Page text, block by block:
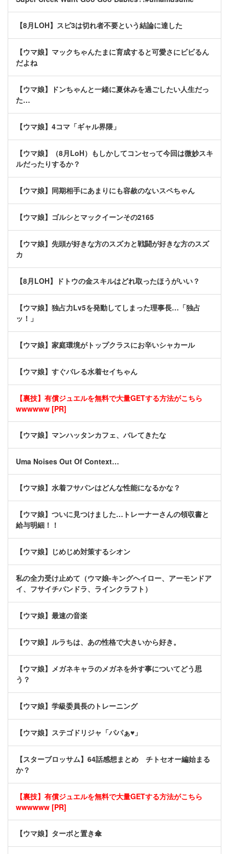
【8月LOH】スピ3は切れ者不要という結論に達した
【ウマ娘】マックちゃんたまに育成すると可愛さにビビるん
だよね
【ウマ娘】ドンちゃんと一緒に夏休みを過ごしたい人生だっ
た…
【ウマ娘】4コマ「ギャル界隈」
【ウマ娘】（8月LoH）もしかしてコンセって今回は微妙スキ
ルだったりするか？
【ウマ娘】同期相手にあまりにも容赦のないスペちゃん
【ウマ娘】ゴルシとマックイーンその2165
【ウマ娘】先頭が好きな方のスズカと戦闘が好きな方のスズ
カ
【8月LOH】ドトウの金スキルはどれ取ったほうがいい？
【ウマ娘】独占力Lv5を発動してしまった理事長…「独占
ッ！」
【ウマ娘】家庭環境がトップクラスにお辛いシャカール
【ウマ娘】すぐバレる水着セイちゃん
【裏技】有償ジュエルを無料で大量GETする方法がこちら
wwwwww [PR]
【ウマ娘】マンハッタンカフェ、バレてきたな
Uma Noises Out Of Context…
【ウマ娘】水着フサパンはどんな性能になるかな？
【ウマ娘】ついに見つけました…トレーナーさんの領収書と
給与明細！！
【ウマ娘】じめじめ対策するシオン
私の全力受け止めて（ウマ娘-キングヘイロー、アーモンドア
イ、フサイチパンドラ、ラインクラフト）
【ウマ娘】最速の音楽
【ウマ娘】ルラちは、あの性格で大きいから好き。
【ウマ娘】メガネキャラのメガネを外す事についてどう思
う？
【ウマ娘】学級委員長のトレーニング
【ウマ娘】ステゴドリジャ「パパぁ♥」
【スターブロッサム】64話感想まとめ チトセオー編始まる
か？
【裏技】有償ジュエルを無料で大量GETする方法がこちら
wwwwww [PR]
【ウマ娘】ターボと置き傘